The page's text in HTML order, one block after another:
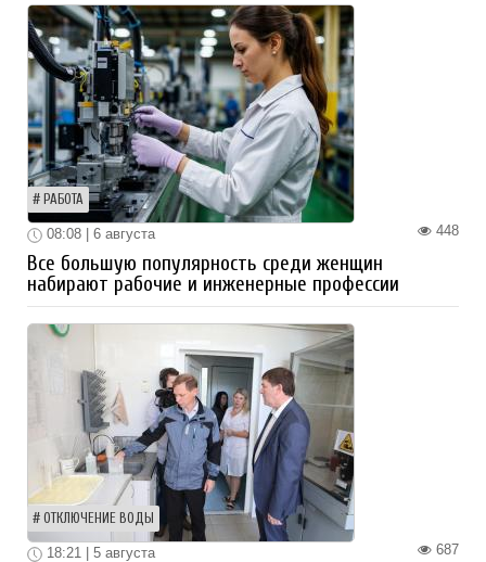
РАБОТА
448
08:08 | 6 августа
Все большую популярность среди женщин
набирают рабочие и инженерные профессии
ОТКЛЮЧЕНИЕ ВОДЫ
687
18:21 | 5 августа